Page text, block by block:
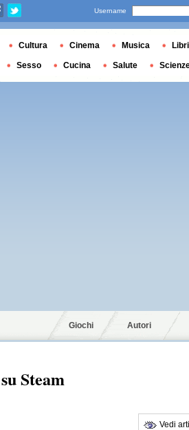
Giochi Autori
Steam
Vedi
Username
Cultura Cinema Musica Libri
Sesso Cucina Salute